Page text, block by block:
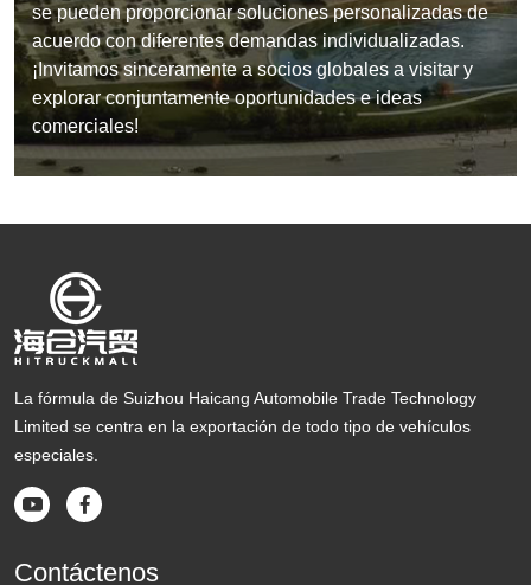
se pueden proporcionar soluciones personalizadas de
acuerdo con diferentes demandas individualizadas.
¡Invitamos sinceramente a socios globales a visitar y
explorar conjuntamente oportunidades e ideas
comerciales!
La fórmula de Suizhou Haicang Automobile Trade Technology
Limited se centra en la exportación de todo tipo de vehículos
especiales.
 
Contáctenos